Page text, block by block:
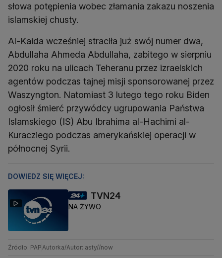
słowa potępienia wobec złamania zakazu noszenia
islamskiej chusty.
Al-Kaida wcześniej straciła już swój numer dwa,
Abdullaha Ahmeda Abdullaha, zabitego w sierpniu
2020 roku na ulicach Teheranu przez izraelskich
agentów podczas tajnej misji sponsorowanej przez
Waszyngton. Natomiast 3 lutego tego roku Biden
ogłosił śmierć przywódcy ugrupowania Państwa
Islamskiego (IS) Abu Ibrahima al-Hachimi al-
Kuracziego podczas amerykańskiej operacji w
północnej Syrii.
DOWIEDZ SIĘ WIĘCEJ:
TVN24
NA ŻYWO
Źródło: PAPAutorka/Autor: asty//now